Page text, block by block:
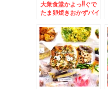
大衆食堂かよっ!!ぐで
たま卵焼きおかずバイ
中華そば 竹祥」さん
の「特製貝出汁中華そ
ば」「貝めし」身体に
染みわたる～(*´艸`*)